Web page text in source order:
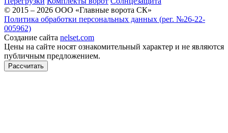
© 2015 – 2026 ООО «Главные ворота СК»
Политика обработки персональных данных (рег. №26-22-
005962)
Создание сайта nelset.com
Цены на сайте носят ознакомительный характер и не являются
публичным предложением.
Рассчитать